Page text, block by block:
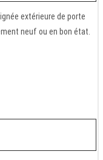
extérieure de porte
neuf ou en bon état.